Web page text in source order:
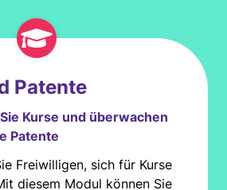
Patente
Kurse und überwachen
Patente
Freiwilligen, sich für Kurse
diesem Modul können Sie